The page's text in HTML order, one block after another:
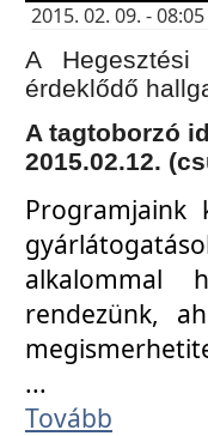
2015. 02. 09. -
A
érdeklődő
A tagtoborzó
2015.02.12.
Programjaink
alkalommal
rendezünk,
...
Tovább